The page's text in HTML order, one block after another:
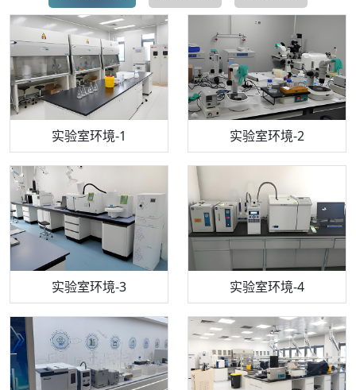
实验室环境-1 实验室环境-2
实验室环境-3 实验室环境-4
机构质检技术员-1 机构质检技术员-2
机构质检技术员-3 机构质检技术员-4
步入式恒温恒湿试验箱 电感耦合等离子体光谱仪
高效液相色谱仪 流式细胞仪